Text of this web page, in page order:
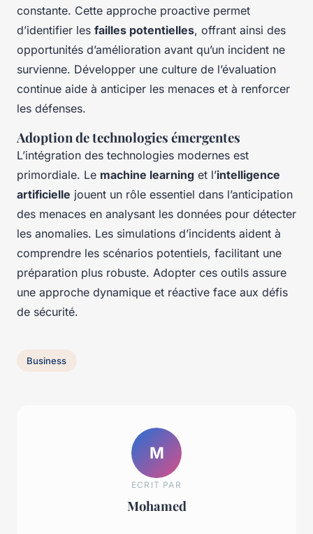
constante. Cette approche proactive permet
d’identifier les failles potentielles, offrant ainsi des
opportunités d’amélioration avant qu’un incident ne
survienne. Développer une culture de l’évaluation
continue aide à anticiper les menaces et à renforcer
les défenses.
Adoption de technologies émergentes
L’intégration des technologies modernes est
primordiale. Le machine learning et l’intelligence
artificielle jouent un rôle essentiel dans l’anticipation
des menaces en analysant les données pour détecter
les anomalies. Les simulations d’incidents aident à
comprendre les scénarios potentiels, facilitant une
préparation plus robuste. Adopter ces outils assure
une approche dynamique et réactive face aux défis
de sécurité.
Business
M
ECRIT PAR
Mohamed